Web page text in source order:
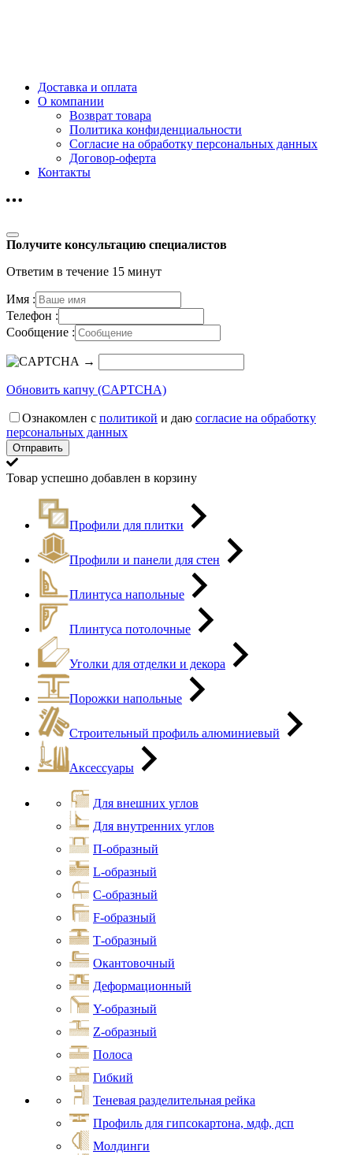
Доставка и оплата
О компании
Возврат товара
Политика конфиденциальности
Согласие на обработку персональных данных
Договор-оферта
Контакты
Получите консультацию специалистов
Ответим в течение 15 минут
Имя :
Телефон :
Сообщение :
→
Обновить капчу (CAPTCHA)
Ознакомлен с политикой и даю согласие на обработку
персональных данных
Товар успешно добавлен в корзину
Профили для плитки
Профили и панели для стен
Плинтуса напольные
Плинтуса потолочные
Уголки для отделки и декора
Порожки напольные
Строительный профиль алюминиевый
Аксессуары
Для внешних углов
Для внутренних углов
П-образный
L-образный
С-образный
F-образный
Т-образный
Окантовочный
Деформационный
Y-образный
Z-образный
Полоса
Гибкий
Теневая разделительная рейка
Профиль для гипсокартона, мдф, дсп
Молдинги